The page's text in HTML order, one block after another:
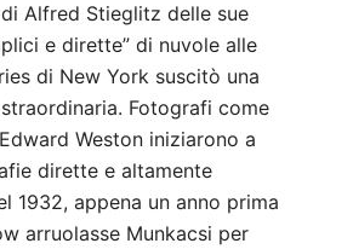
Alfred Stieglitz delle sue
e dirette” di nuvole alle
di New York suscitò una
Fotografi come
Weston iniziarono a
dirette e altamente
1932, appena un anno prima
arruolasse Munkacsi per